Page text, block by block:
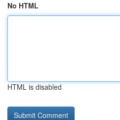
No HTML
HTML is disabled